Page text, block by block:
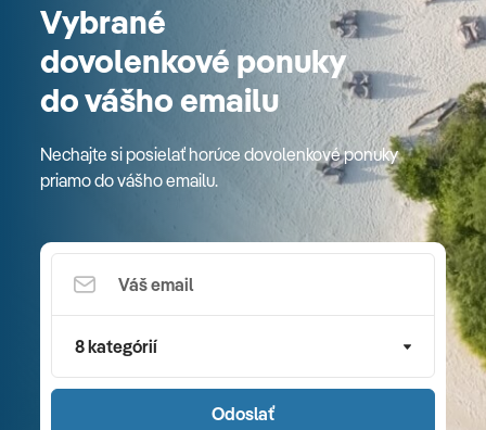
Vybrané
dovolenkové ponuky
do vášho emailu
Nechajte si posielať horúce dovolenkové ponuky
priamo do vášho emailu.
8 kategórií
Odoslať